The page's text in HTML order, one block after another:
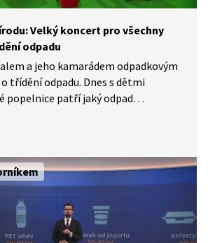
Velký koncert pro všechny
odpadu
a jeho kamarádem odpadkovým
třídění odpadu. Dnes s dětmi
popelnice patří jaký odpad